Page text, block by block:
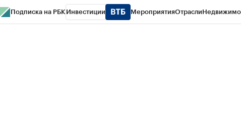
Подписка на РБК Инвестиции МероприятияОтрасли